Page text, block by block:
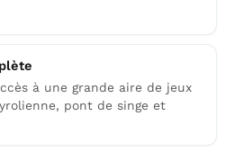
à une grande aire de jeux
pont de singe et